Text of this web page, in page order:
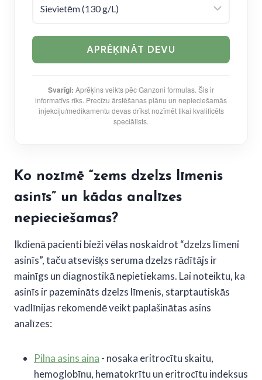
APRĒĶINĀT DEVU
Svarīgi: Aprēķins veikts pēc Ganzoni formulas. Šis ir
informatīvs rīks. Precīzu ārstēšanas plānu un nepieciešamās
injekciju/medikamentu devas drīkst nozīmēt tikai kvalificēts
speciālists.
Ko nozīmē “zems dzelzs līmenis
asinīs” un kādas analīzes
nepieciešamas?
Ikdienā pacienti bieži vēlas noskaidrot “dzelzs līmeni
asinīs”, taču atsevišķs seruma dzelzs rādītājs ir
mainīgs un diagnostikā nepietiekams. Lai noteiktu, ka
asinīs ir pazemināts dzelzs līmenis, starptautiskās
vadlīnijas rekomendē veikt paplašinātas asins
analīzes:
Pilna asins aina - nosaka eritrocītu skaitu,
hemoglobīnu, hematokrītu un eritrocītu indeksus